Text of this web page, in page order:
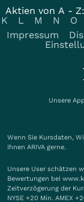
Aktien von A - Z:
K
L M N O
Impressum
Unsere
Wenn Sie Kursdaten,
Ihnen ARIVA gerne.
Unsere User schätzen
Bewertungen bei
Zeitverzögerung der
NYSE +20 Min. AMEX